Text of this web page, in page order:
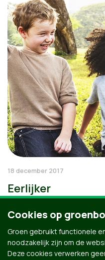
18 december 2017
Eerlijker
Cookies op
Groen gebruikt functionele
noodzakelijk zijn om de
Deze cookies verwerken